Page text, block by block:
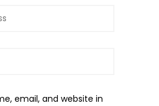
email, and website in